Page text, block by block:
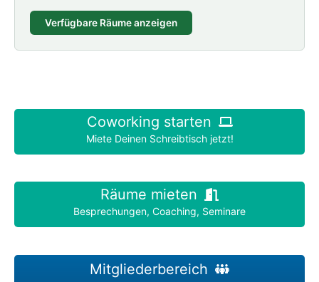
Verfügbare Räume anzeigen
Coworking starten
Miete Deinen Schreibtisch jetzt!
Räume mieten
Besprechungen, Coaching, Seminare
Mitgliederbereich